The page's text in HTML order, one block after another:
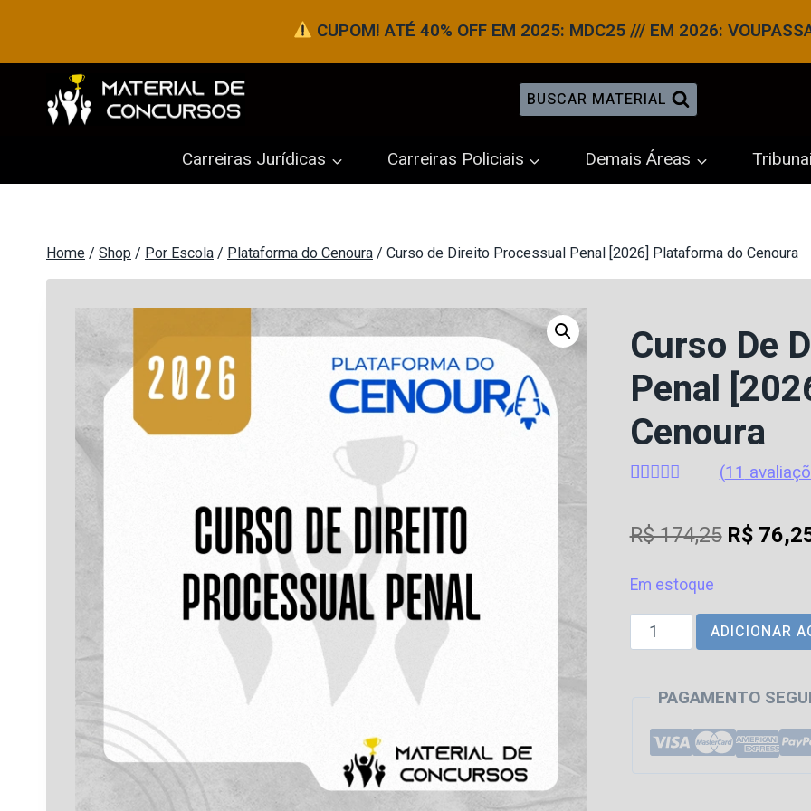
o
Conteúdo
CUPOM! ATÉ 40% OFF EM 2025: MDC25 /// EM 2026:
BUSCAR MATERIAL
Carreiras Jurídicas Carreiras Policiais Demais Áreas
Home / Shop / Por Escola / Plataforma do Cenoura / Curso de Direito Processual Penal [2026] Plataforma do Cenoura
Curso De
Penal
Cenoura
de 5, com
baseado em
de clientes
(11
R$174,25 O
era:
R$
Em estoque
Curso
de
Processual
Penal
[2026]
ADICIONAR
PAGAMENTO